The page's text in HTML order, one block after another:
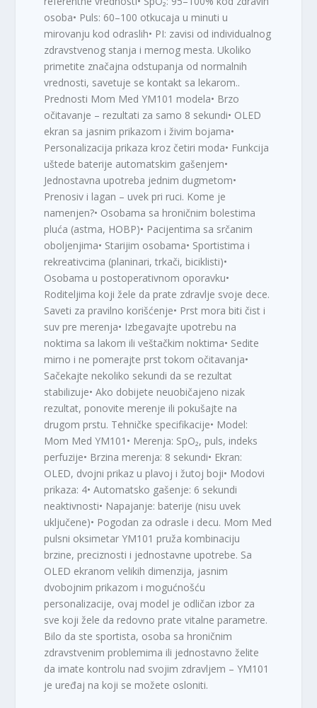
osoba• Puls: 60–100 otkucaja u minuti u
mirovanju kod odraslih• PI: zavisi od individualnog
zdravstvenog stanja i mernog mesta. Ukoliko
primetite značajna odstupanja od normalnih
vrednosti, savetuje se kontakt sa lekarom..
Prednosti Mom Med YM101 modela• Brzo
očitavanje – rezultati za samo 8 sekundi• OLED
ekran sa jasnim prikazom i živim bojama•
Personalizacija prikaza kroz četiri moda• Funkcija
uštede baterije automatskim gašenjem•
Jednostavna upotreba jednim dugmetom•
Prenosiv i lagan – uvek pri ruci. Kome je
namenjen?• Osobama sa hroničnim bolestima
pluća (astma, HOBP)• Pacijentima sa srčanim
oboljenjima• Starijim osobama• Sportistima i
rekreativcima (planinari, trkači, biciklisti)•
Osobama u postoperativnom oporavku•
Roditeljima koji žele da prate zdravlje svoje dece.
Saveti za pravilno korišćenje• Prst mora biti čist i
suv pre merenja• Izbegavajte upotrebu na
noktima sa lakom ili veštačkim noktima• Sedite
mirno i ne pomerajte prst tokom očitavanja•
Sačekajte nekoliko sekundi da se rezultat
stabilizuje• Ako dobijete neuobičajeno nizak
rezultat, ponovite merenje ili pokušajte na
drugom prstu. Tehničke specifikacije• Model:
Mom Med YM101• Merenja: SpO₂, puls, indeks
perfuzije• Brzina merenja: 8 sekundi• Ekran:
OLED, dvojni prikaz u plavoj i žutoj boji• Modovi
prikaza: 4• Automatsko gašenje: 6 sekundi
neaktivnosti• Napajanje: baterije (nisu uvek
uključene)• Pogodan za odrasle i decu. Mom Med
pulsni oksimetar YM101 pruža kombinaciju
brzine, preciznosti i jednostavne upotrebe. Sa
OLED ekranom velikih dimenzija, jasnim
dvobojnim prikazom i mogućnošću
personalizacije, ovaj model je odličan izbor za
sve koji žele da redovno prate vitalne parametre.
Bilo da ste sportista, osoba sa hroničnim
zdravstvenim problemima ili jednostavno želite
da imate kontrolu nad svojim zdravljem – YM101
je uređaj na koji se možete osloniti.